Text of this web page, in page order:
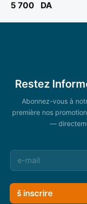
5 700 DA
Restez
Abonnez-vous à
première nos
—
š inscrire